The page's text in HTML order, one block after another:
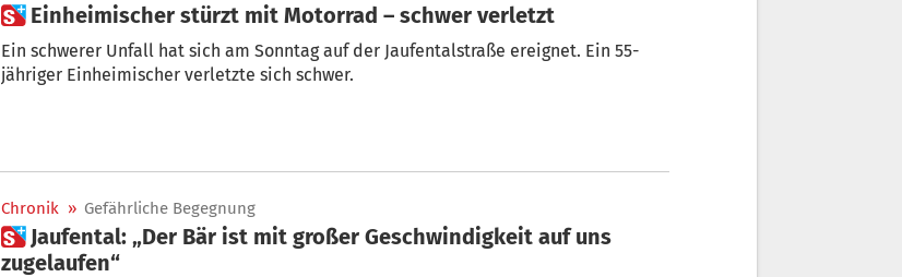
 Einheimischer stürzt mit Motorrad – schwer verletzt
Ein schwerer Unfall hat sich am Sonntag auf der Jaufentalstraße ereignet. Ein 55-
jähriger Einheimischer verletzte sich schwer.
Chronik » Gefährliche Begegnung
 Jaufental: „Der Bär ist mit großer Geschwindigkeit auf uns
zugelaufen“